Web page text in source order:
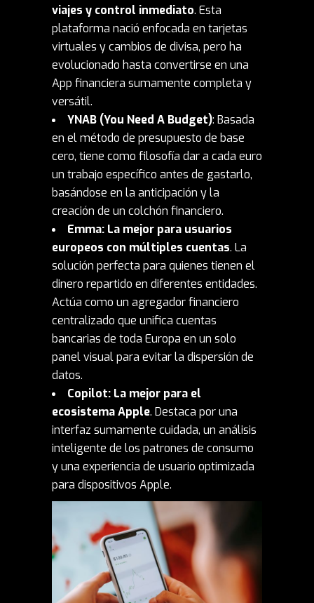
viajes y control inmediato. Esta
plataforma nació enfocada en tarjetas
virtuales y cambios de divisa, pero ha
evolucionado hasta convertirse en una
App financiera sumamente completa y
versátil.
YNAB (You Need A Budget): Basada
en el método de presupuesto de base
cero, tiene como filosofía dar a cada euro
un trabajo específico antes de gastarlo,
basándose en la anticipación y la
creación de un colchón financiero.
Emma: La mejor para usuarios
europeos con múltiples cuentas. La
solución perfecta para quienes tienen el
dinero repartido en diferentes entidades.
Actúa como un agregador financiero
centralizado que unifica cuentas
bancarias de toda Europa en un solo
panel visual para evitar la dispersión de
datos.
Copilot: La mejor para el
ecosistema Apple. Destaca por una
interfaz sumamente cuidada, un análisis
inteligente de los patrones de consumo
y una experiencia de usuario optimizada
para dispositivos Apple.